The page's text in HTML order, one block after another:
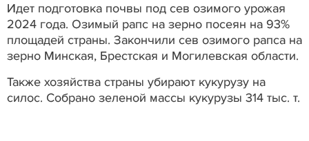
Идет подготовка почвы под сев озимого урожая
2024 года. Озимый рапс на зерно посеян на 93%
площадей страны. Закончили сев озимого рапса на
зерно Минская, Брестская и Могилевская области.
Также хозяйства страны убирают кукурузу на
силос. Собрано зеленой массы кукурузы 314 тыс. т.